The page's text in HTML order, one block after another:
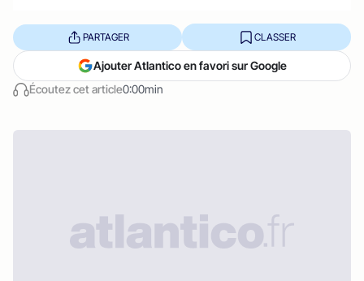
Écoutez cet article0:00min
PARTAGER CLASSER
Ajouter Atlantico en favori sur Google